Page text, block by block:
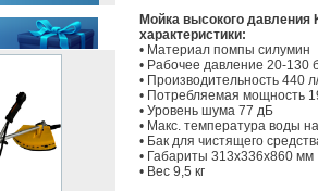
Мойка высокого давления
характеристики:
• Материал помпы силумин
• Рабочее давление 20-130
• Производительность 440
• Потребляемая мощность
• Уровень шума 77 дБ
• Макс. температура воды
• Бак для чистящего
• Габариты 313х336х860 мм
• Вес 9,5 кг